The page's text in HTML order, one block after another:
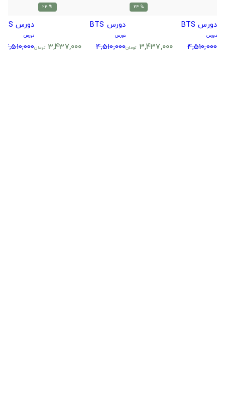
% 24
دورس BTS
دورس
4,510,000
3,437,000 تومان
% 24
دورس BTS
دورس
4,510,000
3,437,000 تومان
دورس BTS
دورس
4,510,000